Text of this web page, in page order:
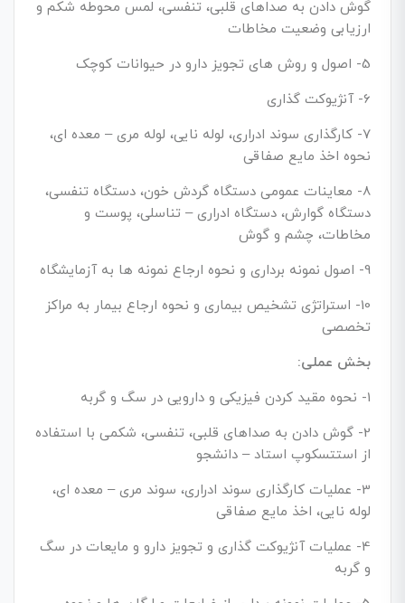
گوش دادن به صداهای قلبی، تنفسی، لمس محوطه شکم و
ارزیابی وضعیت مخاطات
5- اصول و روش های تجویز دارو در حیوانات کوچک
6- آنژیوکت گذاری
7- کارگذاری سوند ادراری، لوله نایی، لوله مری – معده ای،
نحوه اخذ مایع صفاقی
8- معاینات عمومی دستگاه گردش خون، دستگاه تنفسی،
دستگاه گوارش، دستگاه ادراری – تناسلی، پوست و
مخاطات، چشم و گوش
9- اصول نمونه برداری و نحوه ارجاع نمونه ها به آزمایشگاه
10- استراتژی تشخیص بیماری و نحوه ارجاع بیمار به مراکز
تخصصی
بخش عملی:
1- نحوه مقید کردن فیزیکی و دارویی در سگ و گربه
2- گوش دادن به صداهای قلبی، تنفسی، شکمی با استفاده
از استتسکوپ استاد – دانشجو
3- عملیات کارگذاری سوند ادراری، سوند مری – معده ای،
لوله نایی، اخذ مایع صفاقی
4- عملیات آنژیوکت گذاری و تجویز دارو و مایعات در سگ
و گربه